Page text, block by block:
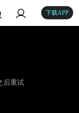
下载APP
后重试